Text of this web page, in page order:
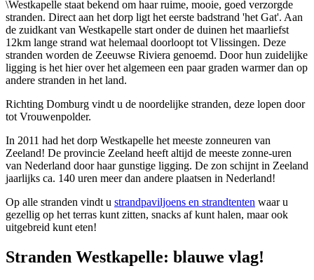
\Westkapelle staat bekend om haar ruime, mooie, goed verzorgde
stranden. Direct aan het dorp ligt het eerste badstrand 'het Gat'. Aan
de zuidkant van Westkapelle start onder de duinen het maarliefst
12km lange strand wat helemaal doorloopt tot Vlissingen. Deze
stranden worden de Zeeuwse Riviera genoemd. Door hun zuidelijke
ligging is het hier over het algemeen een paar graden warmer dan op
andere stranden in het land.
Richting Domburg vindt u de noordelijke stranden, deze lopen door
tot Vrouwenpolder.
In 2011 had het dorp Westkapelle het meeste zonneuren van
Zeeland! De provincie Zeeland heeft altijd de meeste zonne-uren
van Nederland door haar gunstige ligging. De zon schijnt in Zeeland
jaarlijks ca. 140 uren meer dan andere plaatsen in Nederland!
Op alle stranden vindt u strandpaviljoens en strandtenten waar u
gezellig op het terras kunt zitten, snacks af kunt halen, maar ook
uitgebreid kunt eten!
Stranden Westkapelle: blauwe vlag!